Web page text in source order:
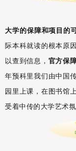
大学的保障和项目的
际本科就读的根本原
以查到信息， 官方保
年预科里我们由中国
园里上课，在图书馆
受着中传的大学艺术